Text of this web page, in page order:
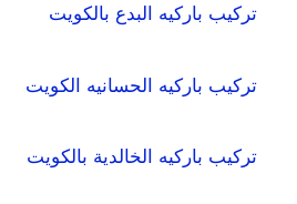
تركيب باركيه البدع بالكويت
تركيب باركيه الحسانيه الكويت
تركيب باركيه الخالدية بالكويت